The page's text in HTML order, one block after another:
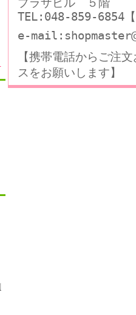
TEL:048-859-6854
e-
【携帯電話からご注
スをお願いします】